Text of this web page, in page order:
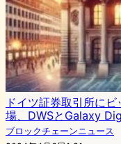
ドイツ証券取引所に
場、DWSとGalaxy
ブロックチェーンニュース